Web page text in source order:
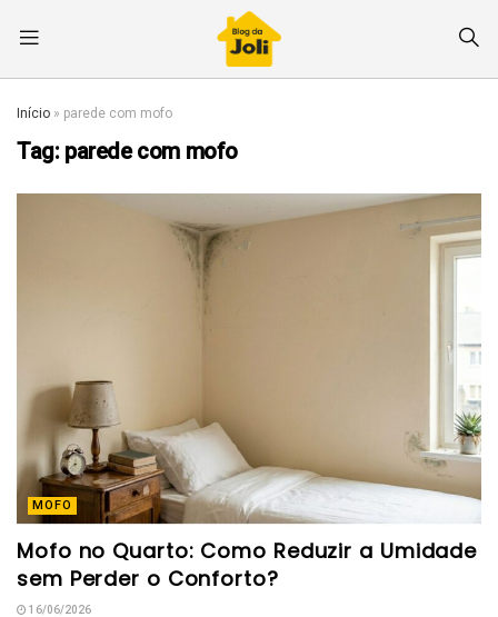
Início » parede com mofo
Tag: parede com mofo
MOFO
Mofo no Quarto: Como Reduzir a Umidade
sem Perder o Conforto?
16/06/2026